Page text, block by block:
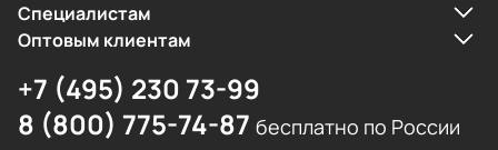
Cпециалистам
Оптовым клиентам
+7 (495) 230 73-99
8 (800) 775-74-87 бесплатно по России